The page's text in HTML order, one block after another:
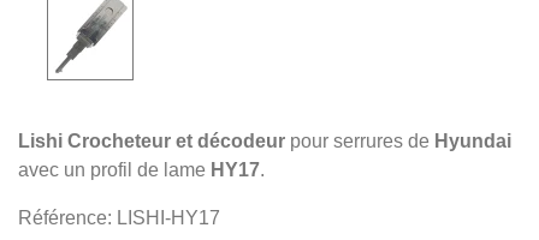
Lishi Crocheteur et décodeur pour serrures de Hyundai
avec un profil de lame HY17.
Référence: LISHI-HY17